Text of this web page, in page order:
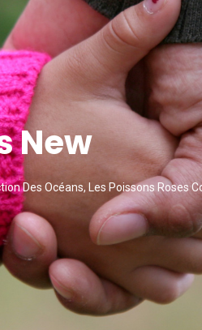
New
Des Océans, Les Poissons Roses